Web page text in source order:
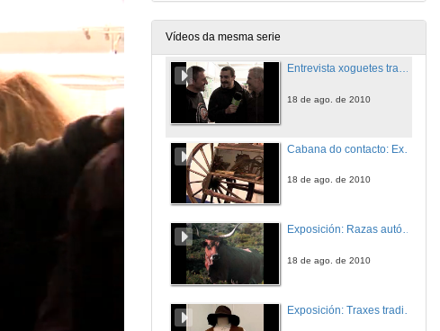
Vídeos da mesma serie
18 de ago. de 2010
Entrevista xoguetes tradicionais
18 de ago. de 2010
18 de ago. de 2010
Exposición: Razas autóctonas galegas
18 de ago. de 2010